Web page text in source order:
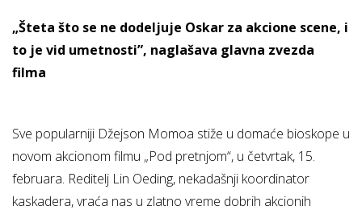
„Šteta što se ne dodeljuje Oskar za akcione scene, i
to je vid umetnosti”, naglašava glavna zvezda
filma
Sve popularniji Džejson Momoa stiže u domaće bioskope u
novom akcionom filmu „Pod pretnjom“, u četvrtak, 15.
februara. Reditelj Lin Oeding, nekadašnji koordinator
kaskadera, vraća nas u zlatno vreme dobrih akcionih